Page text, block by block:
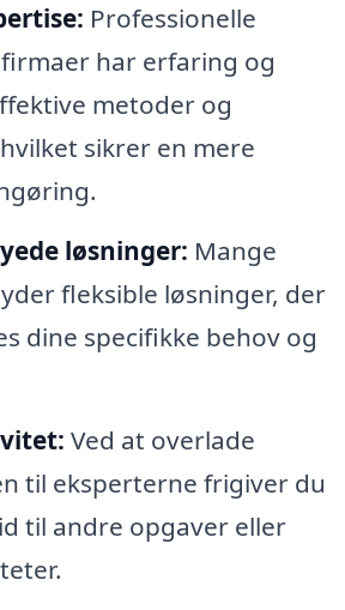
Professionelle
har erfaring og
metoder og
sikrer en mere
løsninger: Mange
fleksible løsninger, der
dine specifikke behov og
Ved at overlade
til eksperterne frigiver du
til andre opgaver eller